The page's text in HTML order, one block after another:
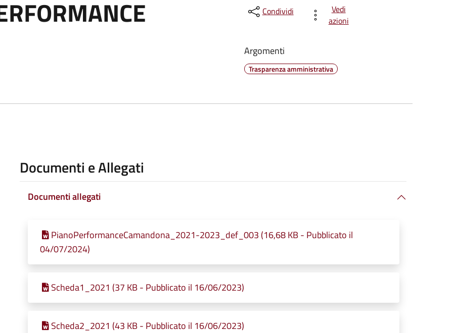
Condividi
Vedi
azioni
Argomenti
Trasparenza amministrativa
Documenti e Allegati
Documenti allegati
PianoPerformanceCamandona_2021-2023_def_003 (16,68 KB - Pubblicato il
04/07/2024)
Scheda1_2021 (37 KB - Pubblicato il 16/06/2023)
Scheda2_2021 (43 KB - Pubblicato il 16/06/2023)